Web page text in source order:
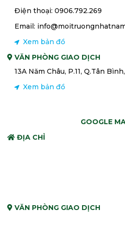
Điện thoại: 0906.792.269
Email:
Xem bản đồ
VĂN PHÒNG GIAO DỊCH
13A Năm Châu, P.11, Q.Tân
Xem bản đồ
GOOGLE
ĐỊA CHỈ
VĂN PHÒNG GIAO DỊCH